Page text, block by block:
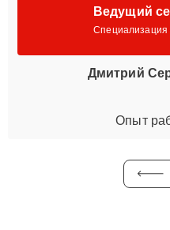
Ведущий
Специализация
Дмитрий
Опыт